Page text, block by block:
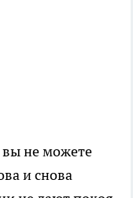
вы не можете
и снова